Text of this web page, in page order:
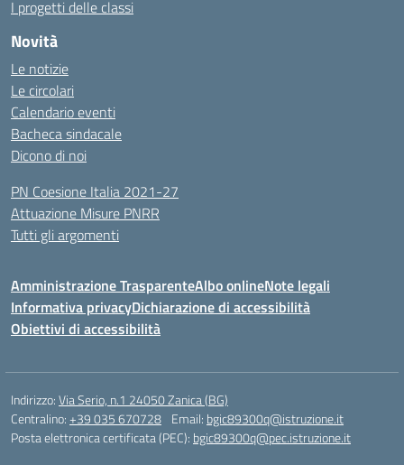
I progetti delle classi
Novità
Le notizie
Le circolari
Calendario eventi
Bacheca sindacale
Dicono di noi
PN Coesione Italia 2021-27
Attuazione Misure PNRR
Tutti gli argomenti
Amministrazione TrasparenteAlbo onlineNote legali
Informativa privacyDichiarazione di accessibilità
Obiettivi di accessibilità
Indirizzo:Via Serio, n.1 24050 Zanica (BG)
Centralino:+39 035 670728 Email: bgic89300q@istruzione.it
Posta elettronica certificata (PEC): bgic89300q@pec.istruzione.it